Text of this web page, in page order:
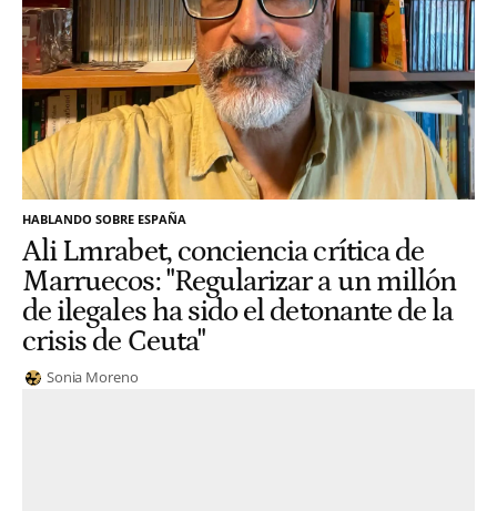
HABLANDO SOBRE ESPAÑA
Ali Lmrabet, conciencia crítica de
Marruecos: "Regularizar a un millón
de ilegales ha sido el detonante de la
crisis de Ceuta"
Sonia Moreno